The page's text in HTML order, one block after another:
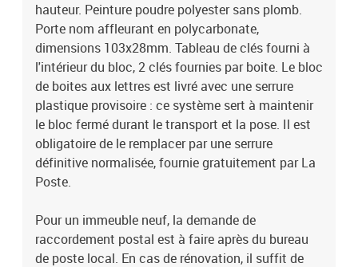
hauteur. Peinture poudre polyester sans plomb.
Porte nom affleurant en polycarbonate,
dimensions 103x28mm. Tableau de clés fourni à
l'intérieur du bloc, 2 clés fournies par boite. Le bloc
de boites aux lettres est livré avec une serrure
plastique provisoire : ce système sert à maintenir
le bloc fermé durant le transport et la pose. Il est
obligatoire de le remplacer par une serrure
définitive normalisée, fournie gratuitement par La
Poste.
Pour un immeuble neuf, la demande de
raccordement postal est à faire après du bureau
de poste local. En cas de rénovation, il suffit de